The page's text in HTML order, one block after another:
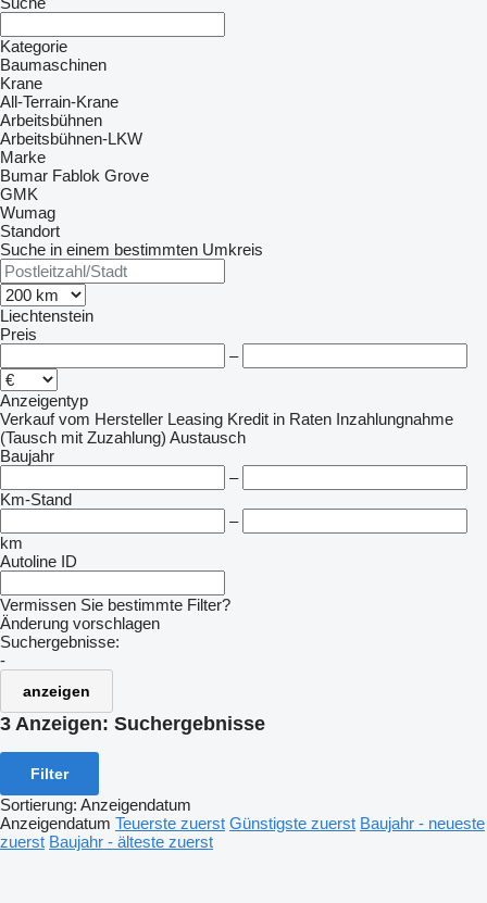
Kategorie
Baumaschinen
Krane
All-Terrain-Krane
Arbeitsbühnen
Arbeitsbühnen-LKW
Marke
Bumar Fablok Grove
GMK
Wumag
Standort
Suche in einem bestimmten Umkreis
Liechtenstein
Preis
–
Anzeigentyp
Verkauf vom Hersteller Leasing Kredit in Raten Inzahlungnahme
(Tausch mit Zuzahlung) Austausch
Baujahr
–
Km-Stand
–
km
Autoline ID
Vermissen Sie bestimmte Filter?
Änderung vorschlagen
Suchergebnisse:
-
anzeigen
3 Anzeigen: Suchergebnisse
Filter
Sortierung: Anzeigendatum
Anzeigendatum Teuerste zuerst Günstigste zuerst Baujahr - neueste
zuerst Baujahr - älteste zuerst